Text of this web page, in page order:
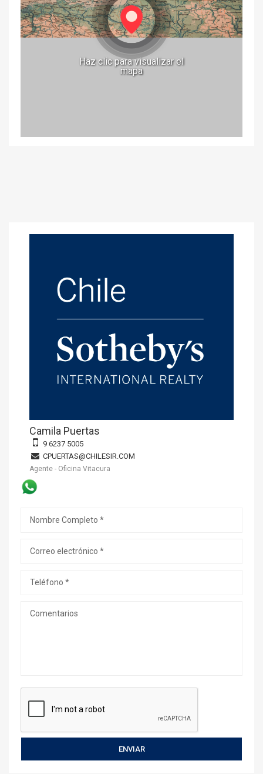
Haz clic para visualizar el
mapa
Camila Puertas
9 6237 5005
CPUERTAS@CHILESIR.COM
Agente - Oficina Vitacura